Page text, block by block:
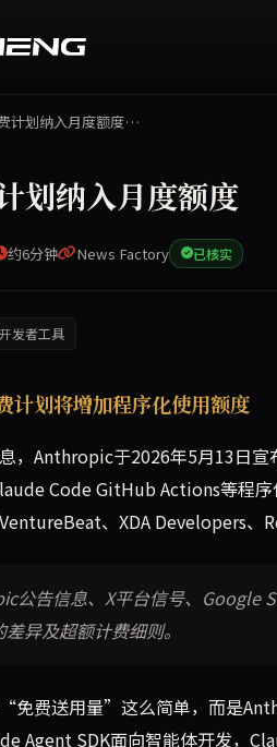
计划纳入月度额度…
划纳入月度额度
约6分钟 News Factory 已核实
发者工具
划将增加程序化使用额度
，Anthropic于2026年5月13日
Code GitHub Actions等程
、XDA Developers、
公告信息、X平台信号、Google
异及超额计费细则。
免费送用量”这么简单，而是
Agent SDK面向智能体开发，